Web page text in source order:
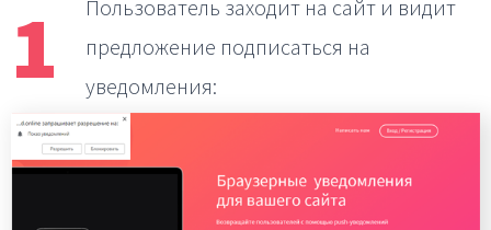
1 Пользователь заходит на сайт и видит
предложение подписаться на
уведомления: